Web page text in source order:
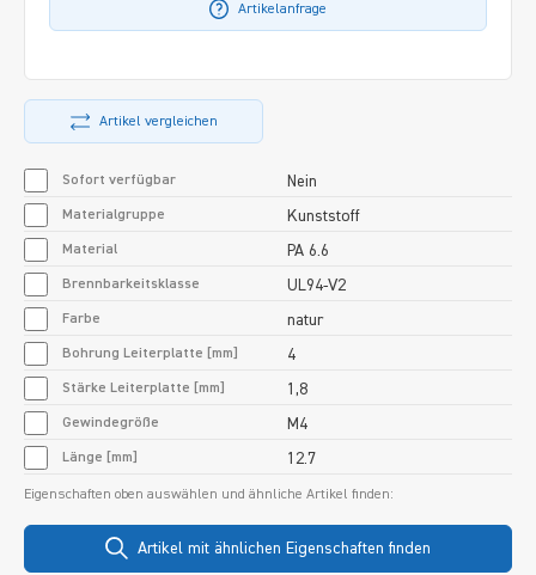
Artikelanfrage
Artikel vergleichen
Sofort verfügbar Nein
Materialgruppe Kunststoff
Material PA 6.6
Brennbarkeitsklasse UL94-V2
Farbe natur
Bohrung Leiterplatte [mm] 4
Stärke Leiterplatte [mm] 1,8
Gewindegröße M4
Länge [mm] 12.7
Eigenschaften oben auswählen und ähnliche Artikel finden:
Artikel mit ähnlichen Eigenschaften finden